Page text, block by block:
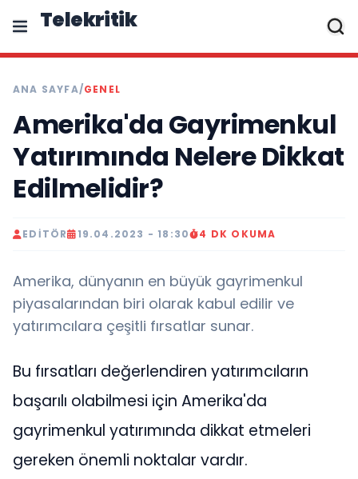
Telekritik
ANA SAYFA/GENEL
Amerika'da Gayrimenkul
Yatırımında Nelere Dikkat
Edilmelidir?
EDITÖR 19.04.2023 - 18:30 4 DK OKUMA
Amerika, dünyanın en büyük gayrimenkul
piyasalarından biri olarak kabul edilir ve
yatırımcılara çeşitli fırsatlar sunar.
Bu fırsatları değerlendiren yatırımcıların
başarılı olabilmesi için Amerika'da
gayrimenkul yatırımında dikkat etmeleri
gereken önemli noktalar vardır.